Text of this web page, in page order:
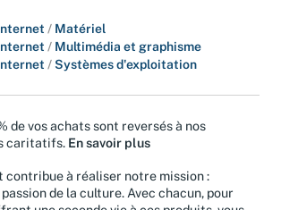
/ Matériel
/ Multimédia et graphisme
/Systèmes d'exploitation
de vos achats sont reversés à nos
caritatifs. En savoir plus
contribue à réaliser notre mission :
de la culture. Avec chacun, pour